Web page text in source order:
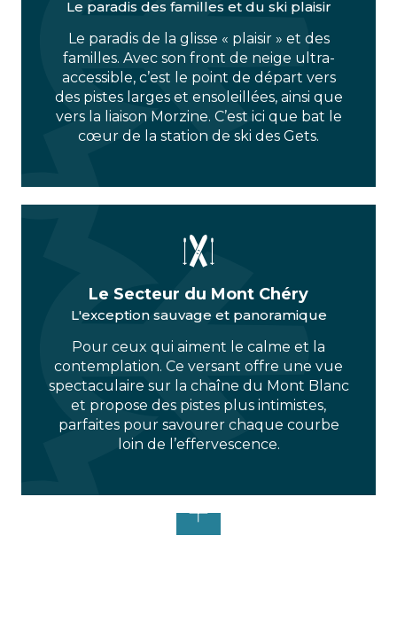
Le paradis des familles et du ski plaisir
Le paradis de la glisse « plaisir » et des
familles. Avec son front de neige ultra-
accessible, c’est le point de départ vers
des pistes larges et ensoleillées, ainsi que
vers la liaison Morzine. C’est ici que bat le
cœur de la station de ski des Gets.
Le Secteur du Mont Chéry
L'exception sauvage et panoramique
Pour ceux qui aiment le calme et la
contemplation. Ce versant offre une vue
spectaculaire sur la chaîne du Mont Blanc
et propose des pistes plus intimistes,
parfaites pour savourer chaque courbe
loin de l’effervescence.